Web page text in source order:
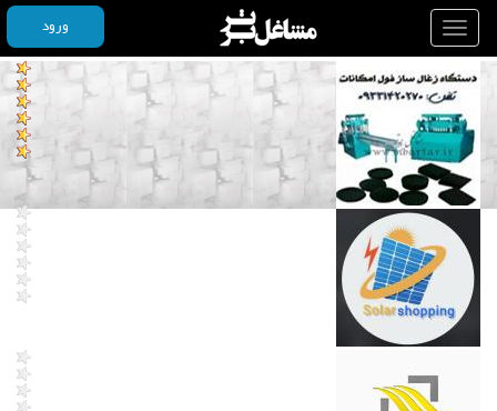
Toggle
navigation
ورود